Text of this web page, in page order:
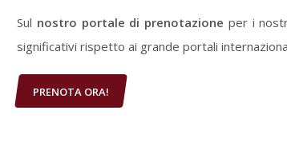
Sul nostro portale di prenotazione per i
significativi rispetto ai grande portali
PRENOTA ORA!